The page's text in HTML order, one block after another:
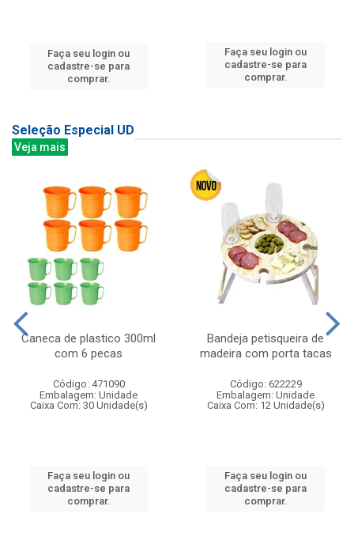
Faça seu login ou
cadastre-se para
comprar.
Faça seu login ou
cadastre-se para
comprar.
Seleção Especial UD
Veja mais
Caneca de plastico 300ml
com 6 pecas
Código: 471090
Embalagem: Unidade
Caixa Com: 30 Unidade(s)
Faça seu login ou
cadastre-se para
comprar.
Bandeja petisqueira de
madeira com porta tacas
Código: 622229
Embalagem: Unidade
Caixa Com: 12 Unidade(s)
Faça seu login ou
cadastre-se para
comprar.